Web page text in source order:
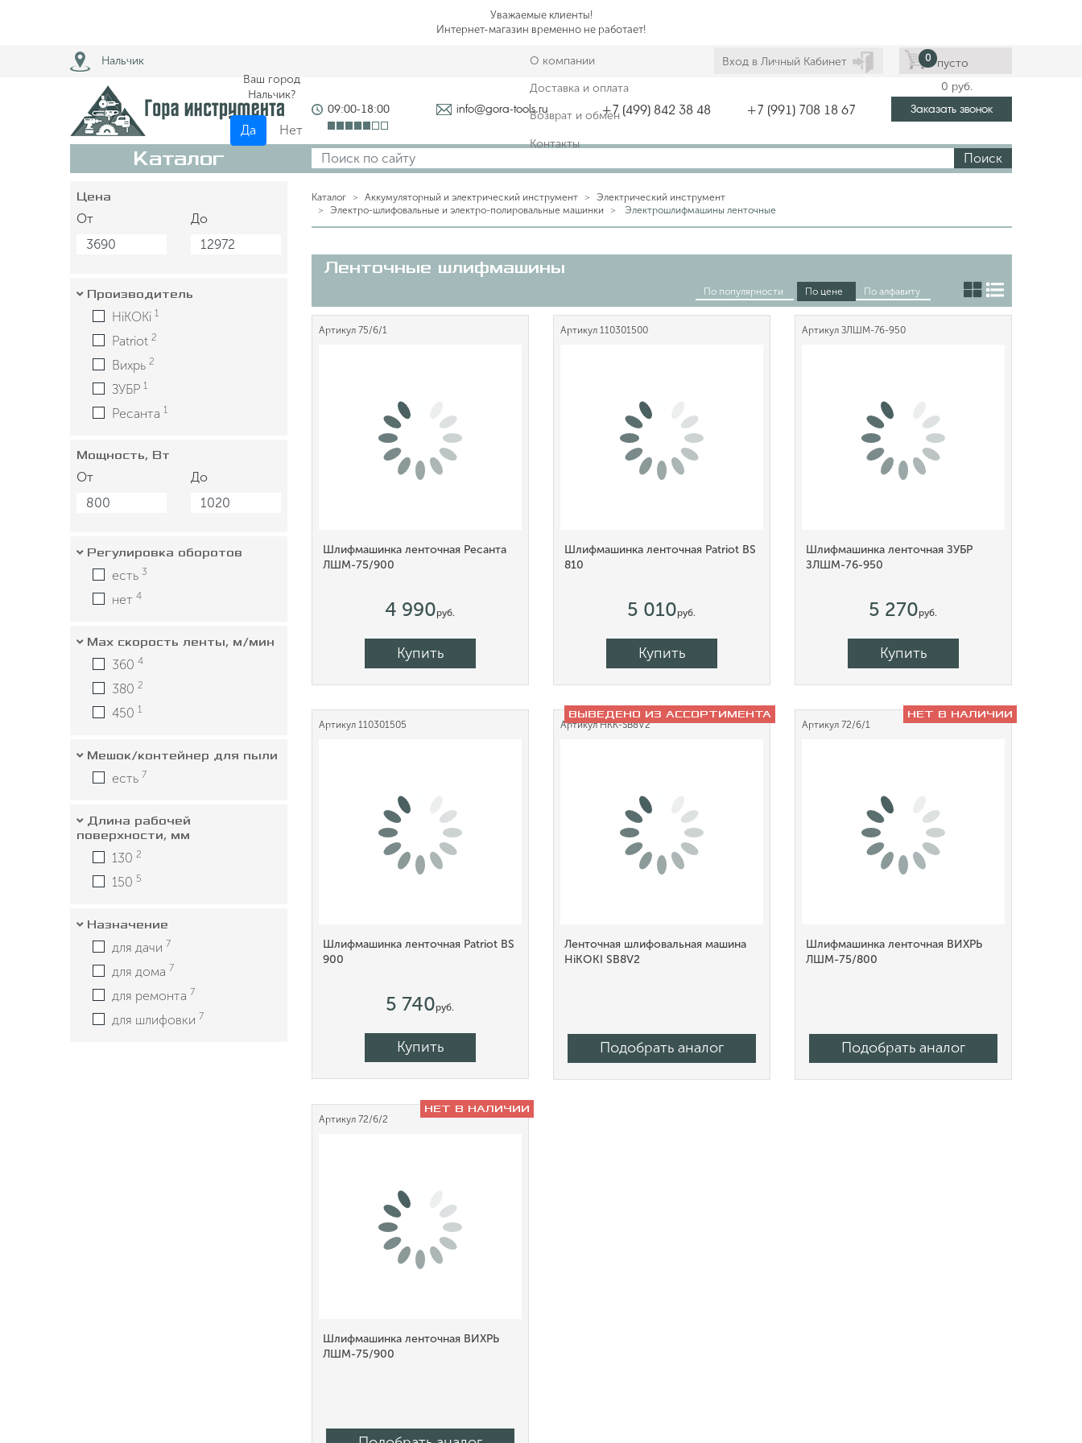
Уважаемые клиенты!
Интернет-магазин временно не работает!
Нальчик
Ваш город
Нальчик?
Да Нет
О компании
Доставка и оплата
Возврат и обмен
Контакты
Вход в Личный Кабинет пусто
0
0 руб.
09:00-18:00 info@gora-tools.ru +7 (499) 842 38 48 +7 (991) 708 18 67 Заказать звонок
Каталог Поиск
Цена
От До
Производитель
HiKOKi 1
Patriot 2
Вихрь 2
ЗУБР 1
Ресанта 1
Мощность, Вт
От До
Регулировка оборотов
есть 3
нет 4
Max скорость ленты, м/мин
360 4
380 2
450 1
Мешок/контейнер для пыли
есть 7
Длина рабочей
поверхности, мм
130 2
150 5
Назначение
для дачи 7
для дома 7
для ремонта 7
для шлифовки 7
Каталог Аккумуляторный и электрический инструмент
Электрический инструмент
Электро-шлифовальные и электро-полировальные машинки
Электрошлифмашины ленточные
Ленточные шлифмашины
По популярности По цене По алфавиту
Артикул 75/6/1
Шлифмашинка ленточная Ресанта
ЛШМ-75/900
4 990руб.
Купить
Артикул110301500
Шлифмашинка ленточная Patriot BS
810
5 010руб.
Купить
АртикулЗЛШМ-76-950
Шлифмашинка ленточная ЗУБР
ЗЛШМ-76-950
5 270руб.
Купить
Артикул 110301505
Шлифмашинка ленточная Patriot BS
900
5 740руб.
Купить
ВЫВЕДЕНО ИЗ АССОРТИМЕНТА
АртикулHKK-SB8V2
Ленточная шлифовальная машина
HiKOKI SB8V2
Подобрать аналог
НЕТ В НАЛИЧИИ
Артикул72/6/1
Шлифмашинка ленточная ВИХРЬ
ЛШМ-75/800
Подобрать аналог
НЕТ В НАЛИЧИИ
Артикул 72/6/2
Шлифмашинка ленточная ВИХРЬ
ЛШМ-75/900